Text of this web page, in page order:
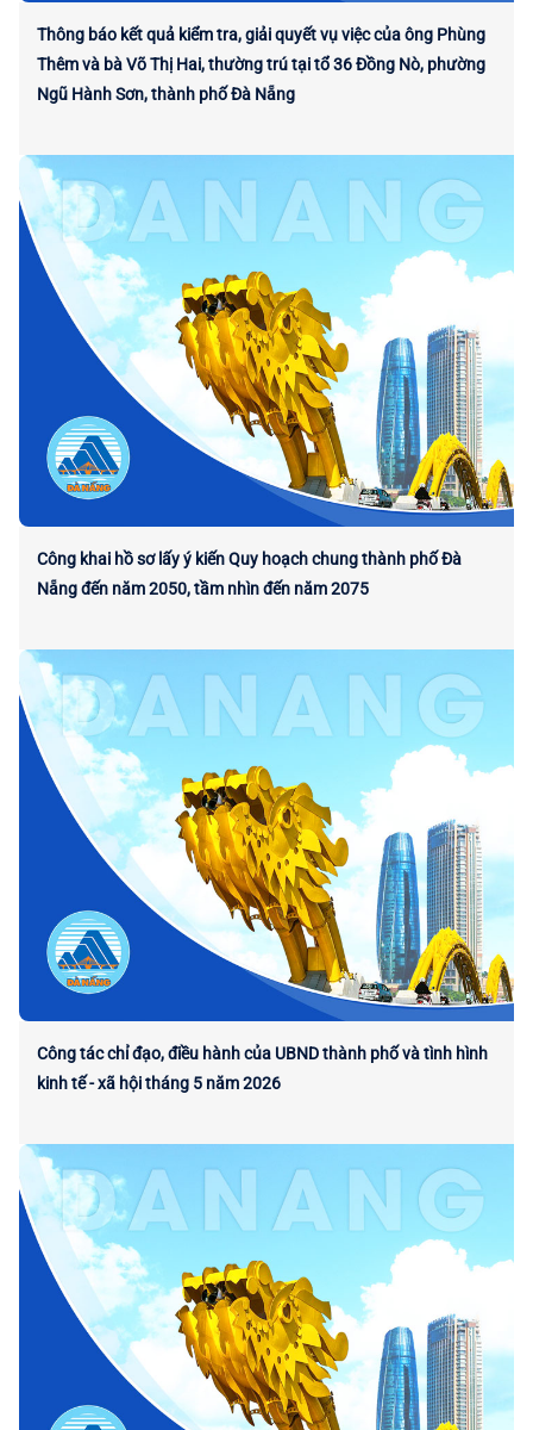
Thông báo kết quả kiểm tra, giải quyết vụ việc của ông Phùng
Thêm và bà Võ Thị Hai, thường trú tại tổ 36 Đồng Nò, phường
Ngũ Hành Sơn, thành phố Đà Nẵng
Công khai hồ sơ lấy ý kiến Quy hoạch chung thành phố Đà
Nẵng đến năm 2050, tầm nhìn đến năm 2075
Công tác chỉ đạo, điều hành của UBND thành phố và tình hình
kinh tế - xã hội tháng 5 năm 2026